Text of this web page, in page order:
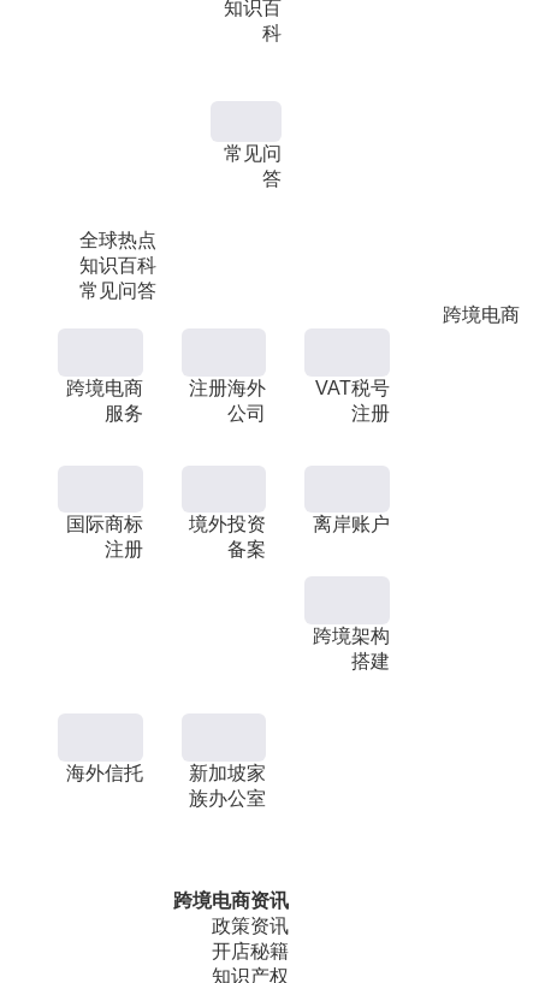
全球热点
知识百科
常见问答
知识百
科
常见问
答
跨境电商
跨境电商
服务
注册海外
公司
VAT税号
注册
国际商标
注册
境外投资
备案
离岸账户
跨境架构
搭建
海外信托
新加坡家
族办公室
跨境电商资讯
政策资讯
开店秘籍
知识产权